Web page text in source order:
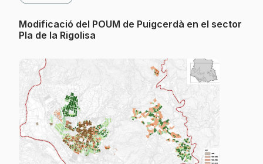
Modificació del POUM de Puigcerdà en el sector
Pla de la Rigolisa